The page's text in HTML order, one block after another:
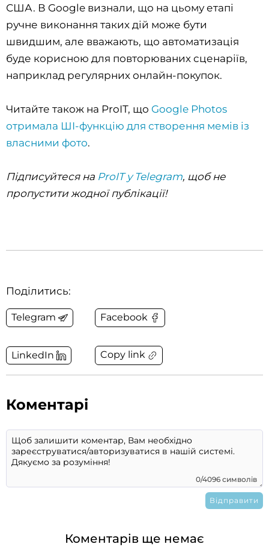
США. В Google визнали, що на цьому етапі
ручне виконання таких дій може бути
швидшим, але вважають, що автоматизація
буде корисною для повторюваних сценаріїв,
наприклад регулярних онлайн-покупок.
Читайте також на ProIT, що Google Photos
отримала ШІ-функцію для створення мемів із
власними фото.
Підписуйтеся на ProIT у Telegram, щоб не
пропустити жодної публікації!
Поділитись:
Telegram Facebook
LinkedIn Copy link
Коментарі
0/4096 символів
Коментарів ще немає